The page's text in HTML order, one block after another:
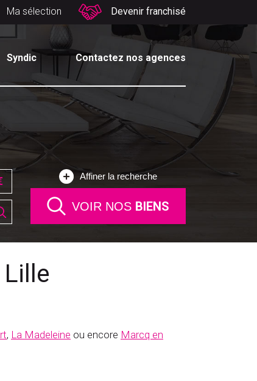
Ma sélection Devenir franchisé
Syndic Contactez nos agences
Affiner la recherche
VOIR NOS BIENS
, La Madeleine ou encore Marcq en